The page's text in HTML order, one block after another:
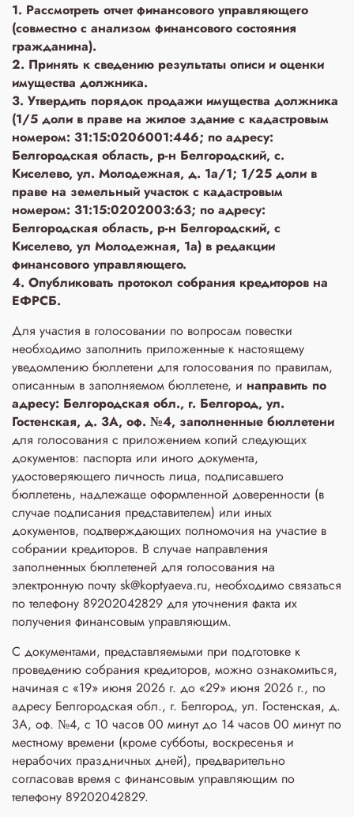
1. Рассмотреть отчет финансового управляющего
(совместно с анализом финансового состояния
гражданина).
2. Принять к сведению результаты описи и оценки
имущества должника.
3. Утвердить порядок продажи имущества должника
(1/5 доли в праве на жилое здание с кадастровым
номером: 31:15:0206001:446; по адресу:
Белгородская область, р-н Белгородский, с.
Киселево, ул. Молодежная, д. 1а/1; 1/25 доли в
праве на земельный участок с кадастровым
номером: 31:15:0202003:63; по адресу:
Белгородская область, р-н Белгородский, с
Киселево, ул Молодежная, 1а) в редакции
финансового управляющего.
4. Опубликовать протокол собрания кредиторов на
ЕФРСБ.
Для участия в голосовании по вопросам повестки
необходимо заполнить приложенные к настоящему
уведомлению бюллетени для голосования по правилам,
описанным в заполняемом бюллетене, и направить по
адресу: Белгородская обл., г. Белгород, ул.
Гостенская, д. 3A, оф. №4, заполненные бюллетени
для голосования с приложением копий следующих
документов: паспорта или иного документа,
удостоверяющего личность лица, подписавшего
бюллетень, надлежаще оформленной доверенности (в
случае подписания представителем) или иных
документов, подтверждающих полномочия на участие в
собрании кредиторов. В случае направления
заполненных бюллетеней для голосования на
электронную почту sk@koptyaeva.ru, необходимо связаться
по телефону 89202042829 для уточнения факта их
получения финансовым управляющим.
С документами, представляемыми при подготовке к
проведению собрания кредиторов, можно ознакомиться,
начиная с «19» июня 2026 г. до «29» июня 2026 г., по
адресу Белгородская обл., г. Белгород, ул. Гостенская, д.
3A, оф. №4, с 10 часов 00 минут до 14 часов 00 минут по
местному времени (кроме субботы, воскресенья и
нерабочих праздничных дней), предварительно
согласовав время с финансовым управляющим по
телефону 89202042829.